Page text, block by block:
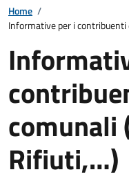
Home /
Informative per i
comunali
Rifiuti,…)